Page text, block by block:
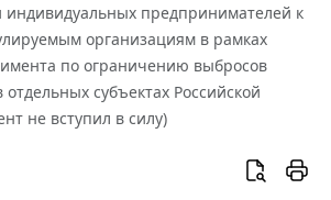
предпринимателей к
организациям в рамках
по ограничению выбросов
субъектах Российской
не вступил в силу)